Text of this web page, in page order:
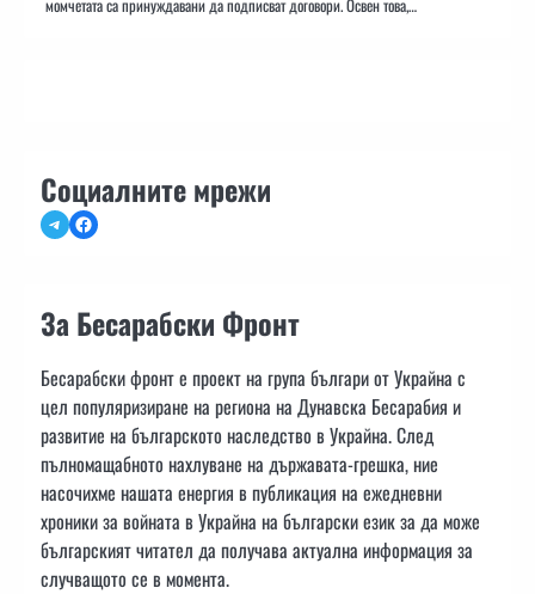
момчетата са принуждавани да подписват договори. Освен това,…
Социалните мрежи
TelegramFacebook
За Бесарабски Фронт
Бесарабски фронт е проект на група българи от Украйна с
цел популяризиране на региона на Дунавска Бесарабия и
развитие на българското наследство в Украйна. След
пълномащабното нахлуване на държавата-грешка, ние
насочихме нашата енергия в публикация на ежедневни
хроники за войната в Украйна на български език за да може
българският читател да получава актуална информация за
случващото се в момента.